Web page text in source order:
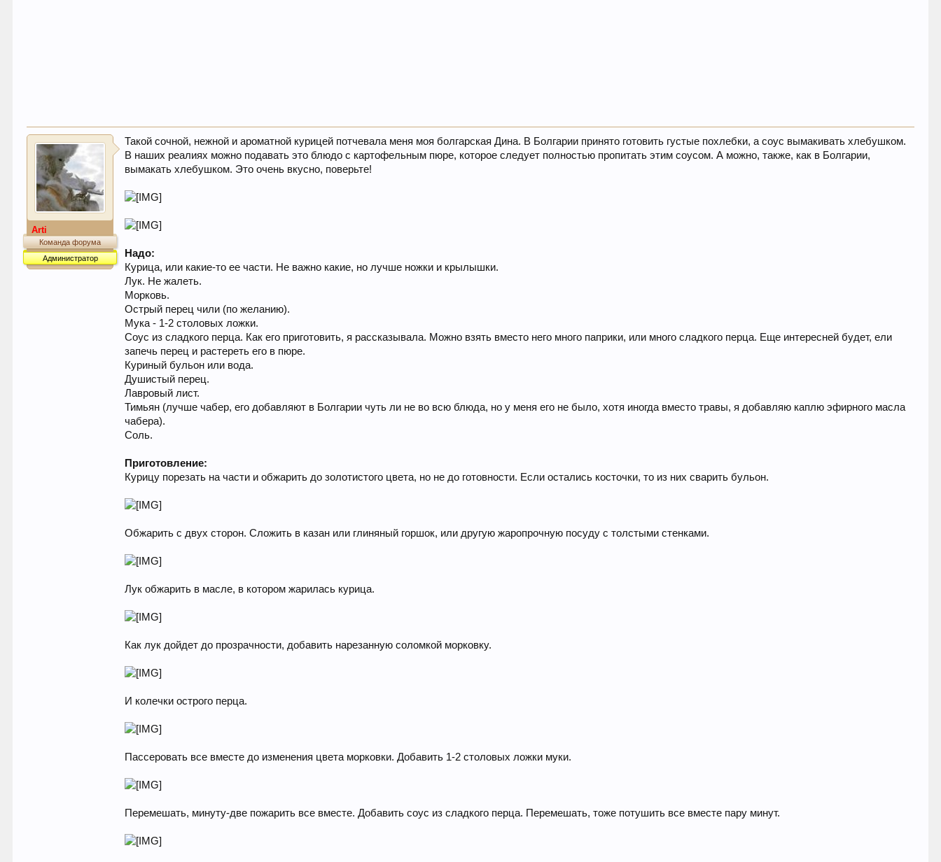
Arti
Команда форума
Администратор
Такой сочной, нежной и ароматной курицей потчевала меня моя болгарская Дина. В Болгарии принято готовить густые похлебки, а соус вымакивать хлебушком.
В наших реалиях можно подавать это блюдо с картофельным пюре, которое следует полностью пропитать этим соусом. А можно, также, как в Болгарии,
вымакать хлебушком. Это очень вкусно, поверьте!
Надо:
Курица, или какие-то ее части. Не важно какие, но лучше ножки и крылышки.
Лук. Не жалеть.
Морковь.
Острый перец чили (по желанию).
Мука - 1-2 столовых ложки.
Соус из сладкого перца. Как его приготовить, я рассказывала. Можно взять вместо него много паприки, или много сладкого перца. Еще интересней будет, ели
запечь перец и растереть его в пюре.
Куриный бульон или вода.
Душистый перец.
Лавровый лист.
Тимьян (лучше чабер, его добавляют в Болгарии чуть ли не во всю блюда, но у меня его не было, хотя иногда вместо травы, я добавляю каплю эфирного масла
чабера).
Соль.
Приготовление:
Курицу порезать на части и обжарить до золотистого цвета, но не до готовности. Если остались косточки, то из них сварить бульон.
Обжарить с двух сторон. Сложить в казан или глиняный горшок, или другую жаропрочную посуду с толстыми стенками.
Лук обжарить в масле, в котором жарилась курица.
Как лук дойдет до прозрачности, добавить нарезанную соломкой морковку.
И колечки острого перца.
Пассеровать все вместе до изменения цвета морковки. Добавить 1-2 столовых ложки муки.
Перемешать, минуту-две пожарить все вместе. Добавить соус из сладкого перца. Перемешать, тоже потушить все вместе пару минут.